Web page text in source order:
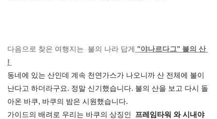
다음으로 찾은 여행지는 불의 나라 답게 "야나르다그" 불의 산
!
동네에 있는 산인데 계속 천연가스가 나오니까 산 전체에 불이
난다고 하더라구요. 정말 신기했습니다. 불의 산을 보고 다시 돌
아온 바쿠, 바쿠의 밤은 시원했습니다.
가이드의 배려로 우리는 바쿠의 상징인
프레임타워 와 시내야